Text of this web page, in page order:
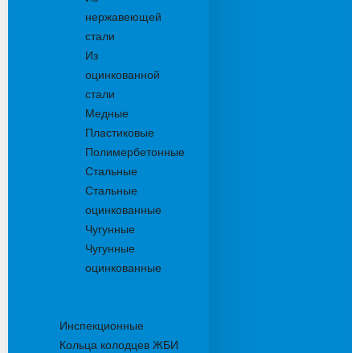
нержавеющей
стали
Из
оцинкованной
стали
Медные
Пластиковые
Полимербетонные
Стальные
Стальные
оцинкованные
Чугунные
Чугунные
оцинкованные
Инспекционные
Кольца колодцев ЖБИ